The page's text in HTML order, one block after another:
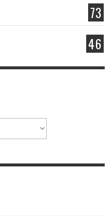
73
46